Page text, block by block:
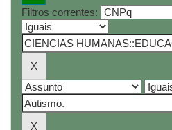
Filtros correntes: